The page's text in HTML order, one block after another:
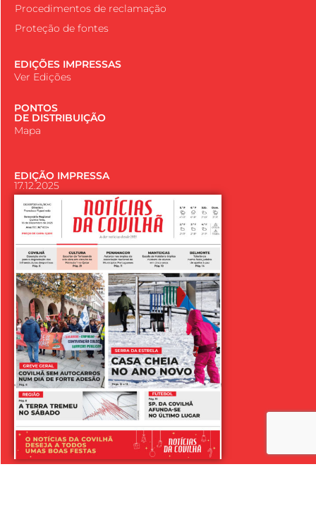
Procedimentos de reclamação
Proteção de fontes
EDIÇÕES IMPRESSAS
Ver Edições
PONTOS
DE DISTRIBUIÇÃO
Mapa
EDIÇÃO IMPRESSA
17.12.2025